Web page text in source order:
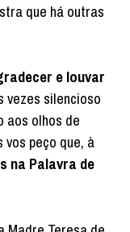
que há outras
e louvar
vezes silencioso
aos olhos de
vos peço que, à
na Palavra de